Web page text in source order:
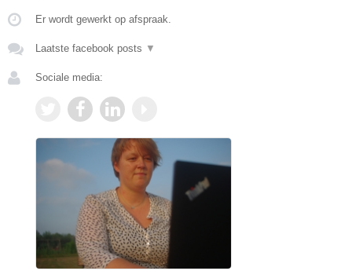
Er wordt gewerkt op afspraak.
Laatste facebook posts ▼
Sociale media: